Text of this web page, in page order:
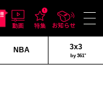
NBA 3x3
by 361°